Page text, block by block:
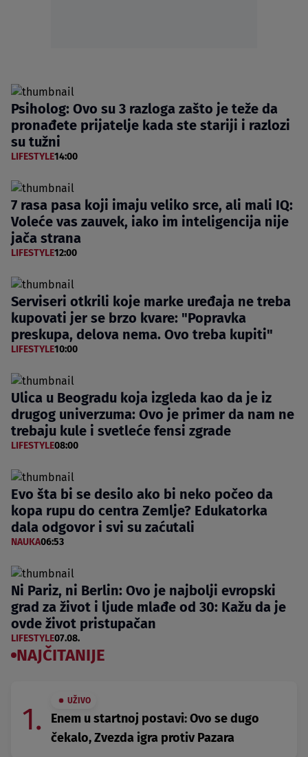
Psiholog: Ovo su 3 razloga zašto je teže da
pronađete prijatelje kada ste stariji i razlozi
su tužni
LIFESTYLE14:00
7 rasa pasa koji imaju veliko srce, ali mali IQ:
Voleće vas zauvek, iako im inteligencija nije
jača strana
LIFESTYLE12:00
Serviseri otkrili koje marke uređaja ne treba
kupovati jer se brzo kvare: "Popravka
preskupa, delova nema. Ovo treba kupiti"
LIFESTYLE10:00
Ulica u Beogradu koja izgleda kao da je iz
drugog univerzuma: Ovo je primer da nam ne
trebaju kule i svetleće fensi zgrade
LIFESTYLE08:00
Evo šta bi se desilo ako bi neko počeo da
kopa rupu do centra Zemlje? Edukatorka
dala odgovor i svi su zaćutali
NAUKA06:53
Ni Pariz, ni Berlin: Ovo je najbolji evropski
grad za život i ljude mlađe od 30: Kažu da je
ovde život pristupačan
LIFESTYLE07.08.
NAJČITANIJE
1.
UŽIVO
Enem u startnoj postavi: Ovo se dugo
čekalo, Zvezda igra protiv Pazara